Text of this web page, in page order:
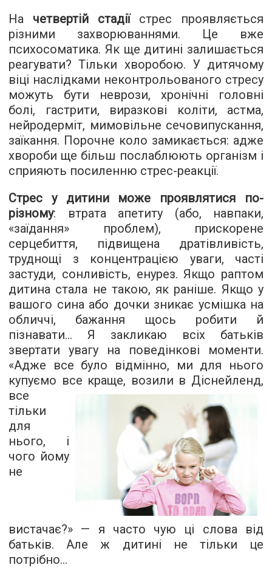
На четвертій стадіїстрес проявляється
різними захворюваннями. Це вже
психосоматика. Як ще дитині залишається
реагувати? Тільки хворобою. У дитячому
віці наслідками неконтрольованого стресу
можуть бути неврози, хронічні головні
болі, гастрити, виразкові коліти, астма,
нейродерміт, мимовільне сечовипускання,
заїкання. Порочне коло замикається: адже
хвороби ще більш послаблюють організм і
сприяють посиленню стрес-реакції.
Стрес у дитини може проявлятися по-
різному: втрата апетиту (або, навпаки,
«заїдання» проблем), прискорене
серцебиття, підвищена дратівливість,
труднощі з концентрацією уваги, часті
застуди, сонливість, енурез. Якщо раптом
дитина стала не такою, як раніше. Якщо у
вашого сина або дочки зникає усмішка на
обличчі, бажання щось робити й
пізнавати... Я закликаю всіх батьків
звертати увагу на поведінкові моменти.
«Адже все було відмінно, ми для нього
купуємо все краще, возили в Діснейленд,
все
тільки
для
нього, і
чого йому
не
вистачає?» — я часто чую ці слова від
батьків. Але ж дитині не тільки це
потрібно...